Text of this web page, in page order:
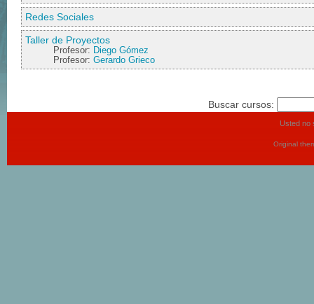
Redes Sociales
Taller de Proyectos
Profesor: Diego Gómez
Profesor:
Gerardo Grieco
Buscar cursos:
Usted no
Original